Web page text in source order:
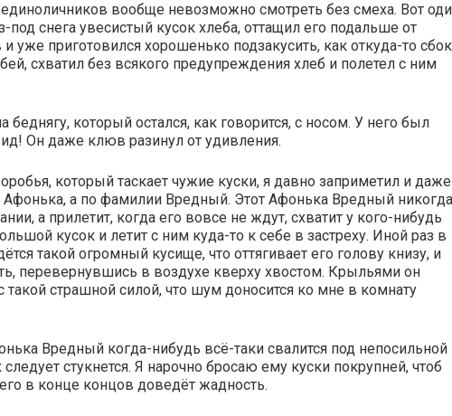
вообще невозможно смотреть без смеха. Вот
снега увесистый кусок хлеба, оттащил его подальше от
уже приготовился хорошенько подзакусить, как откуда-то
схватил без всякого предупреждения хлеб и полетел с ним
беднягу, который остался, как говорится, с носом. У него был
Он даже клюв разинул от удивления.
который таскает чужие куски, я давно заприметил и даже
а по фамилии Вредный. Этот Афонька Вредный никогда
а прилетит, когда его вовсе не ждут, схватит у кого-нибудь
кусок и летит с ним куда-то к себе в застреху. Иной раз в
такой огромный кусище, что оттягивает его голову книзу, и
перевернувшись в воздухе кверху хвостом. Крыльями он
такой страшной силой, что шум доносится ко мне в комнату
Вредный когда-нибудь всё-таки свалится под непосильной
стукнется. Я нарочно бросаю ему куски покрупней, чтоб
в конце концов доведёт жадность.